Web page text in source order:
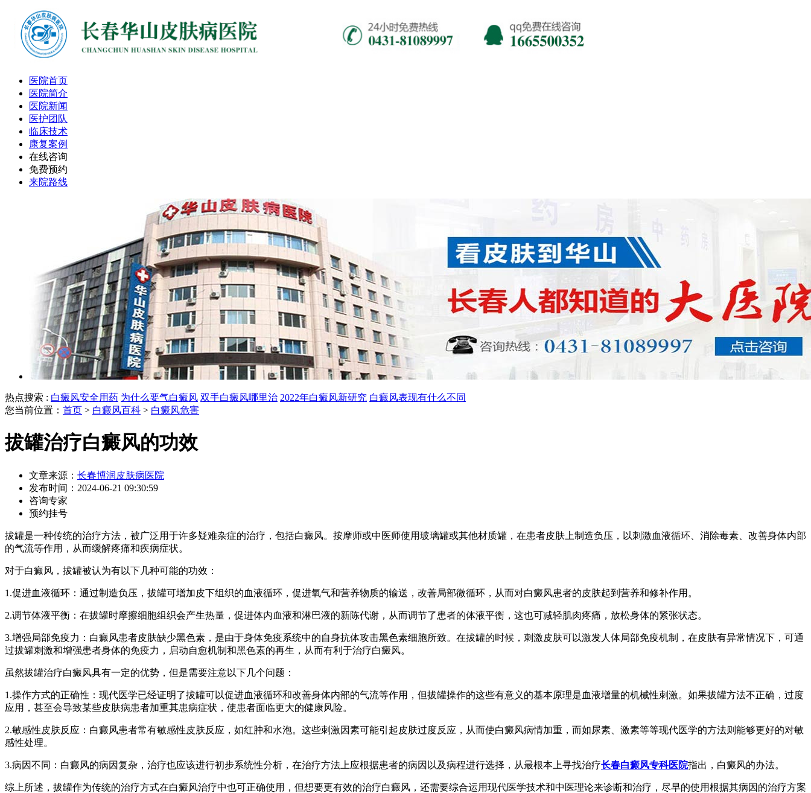
医院首页
医院简介
医院新闻
医护团队
临床技术
康复案例
在线咨询
免费预约
来院路线
热点搜索 : 白癜风安全用药 为什么要气白癜风 双手白癜风哪里治 2022年白癜风新研究 白癜风表现有什么不同
您当前位置： 首页 > 白癜风百科 > 白癜风危害
拔罐治疗白癜风的功效
文章来源： 长春博润皮肤病医院
发布时间：2024-06-21 09:30:59
咨询专家
预约挂号
拔罐是一种传统的治疗方法，被广泛用于许多疑难杂症的治疗，包括白癜风。按摩师或中医师使用玻璃罐或其他材质罐，在患者皮肤上制造负压，以刺激血液循环、消除毒素、改善身体内部
的气流等作用，从而缓解疼痛和疾病症状。
对于白癜风，拔罐被认为有以下几种可能的功效：
1.促进血液循环：通过制造负压，拔罐可增加皮下组织的血液循环，促进氧气和营养物质的输送，改善局部微循环，从而对白癜风患者的皮肤起到营养和修补作用。
2.调节体液平衡：在拔罐时摩擦细胞组织会产生热量，促进体内血液和淋巴液的新陈代谢，从而调节了患者的体液平衡，这也可减轻肌肉疼痛，放松身体的紧张状态。
3.增强局部免疫力：白癜风患者皮肤缺少黑色素，是由于身体免疫系统中的自身抗体攻击黑色素细胞所致。在拔罐的时候，刺激皮肤可以激发人体局部免疫机制，在皮肤有异常情况下，可通
过拔罐刺激和增强患者身体的免疫力，启动自愈机制和黑色素的再生，从而有利于治疗白癜风。
虽然拔罐治疗白癜风具有一定的优势，但是需要注意以下几个问题：
1.操作方式的正确性：现代医学已经证明了拔罐可以促进血液循环和改善身体内部的气流等作用，但拔罐操作的这些有意义的基本原理是血液增量的机械性刺激。如果拔罐方法不正确，过度
应用，甚至会导致某些皮肤病患者加重其患病症状，使患者面临更大的健康风险。
2.敏感性皮肤反应：白癜风患者常有敏感性皮肤反应，如红肿和水泡。这些刺激因素可能引起皮肤过度反应，从而使白癜风病情加重，而如尿素、激素等等现代医学的方法则能够更好的对敏
感性处理。
3.病因不同：白癜风的病因复杂，治疗也应该进行初步系统性分析，在治疗方法上应根据患者的病因以及病程进行选择，从最根本上寻找治疗长春白癜风专科医院指出，白癜风的办法。
综上所述，拔罐作为传统的治疗方式在白癜风治疗中也可正确使用，但想要更有效的治疗白癜风，还需要综合运用现代医学技术和中医理论来诊断和治疗，尽早的使用根据其病因的治疗方案